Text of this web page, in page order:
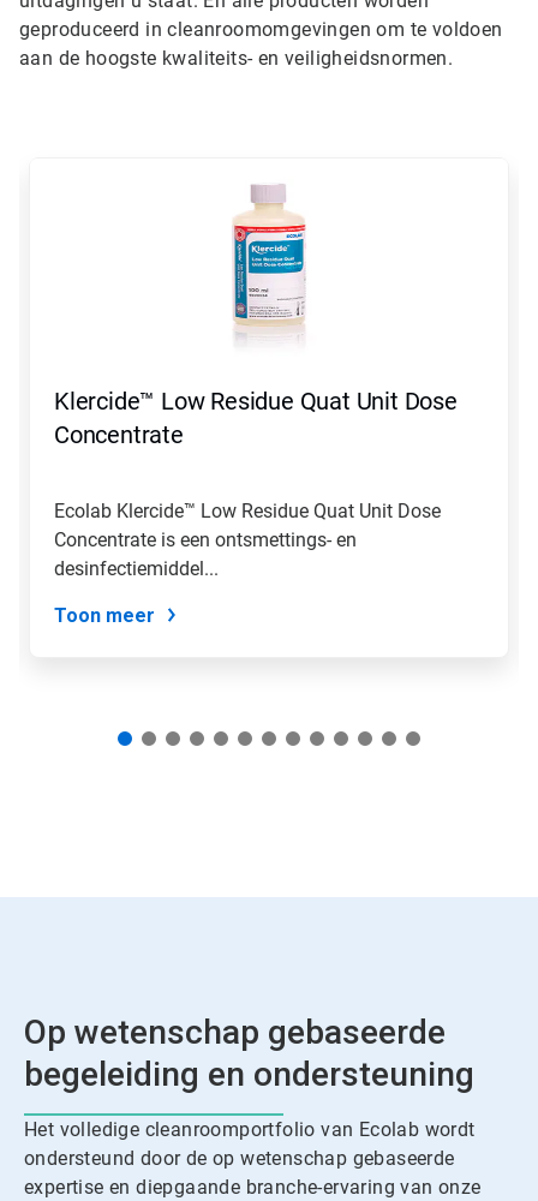
geproduceerd in cleanroomomgevingen om te voldoen
aan de hoogste kwaliteits- en veiligheidsnormen.
doorheen
spring
Klercide™ Low Residue Quat Unit Dose
Concentrate
Ecolab Klercide™ Low Residue Quat Unit Dose
Concentrate is een ontsmettings- en
desinfectiemiddel...
Toon meer
Op wetenschap gebaseerde
begeleiding en ondersteuning
Het volledige cleanroomportfolio van Ecolab wordt
ondersteund door de op wetenschap gebaseerde
expertise en diepgaande branche-ervaring van onze